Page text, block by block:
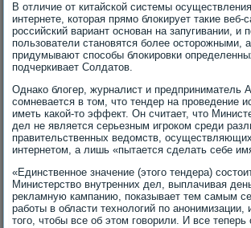
В отличие от китайской системы
интернете, которая прямо блокирует такие веб-
российский вариант основан на запугивании, и
пользователи становятся более осторожными,
придумывают способы блокировки
подчеркивает Солдатов.
Однако блогер, журналист и предприниматель
сомневается в том, что тендер на проведение
иметь какой-то эффект. Он считает, что
дел не является серьезным игроком среди
правительственных ведомств,
интернетом, а лишь «пытается сделать себе
«Единственное значение (этого тендера)
Министерство внутренних дел, выплачивая
рекламную кампанию, показывает тем самым
работы в области технологий по анонимизации,
того, чтобы все об этом говорили. И все теперь